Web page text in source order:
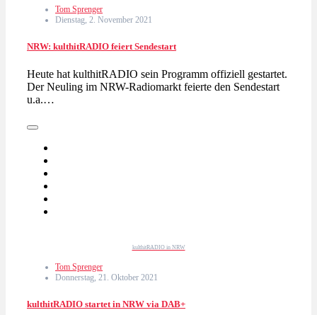
Tom Sprenger
Dienstag, 2. November 2021
NRW: kulthitRADIO feiert Sendestart
Heute hat kulthitRADIO sein Programm offiziell gestartet.
Der Neuling im NRW-Radiomarkt feierte den Sendestart
u.a.…
kulthitRADIO in NRW
Tom Sprenger
Donnerstag, 21. Oktober 2021
kulthitRADIO startet in NRW via DAB+